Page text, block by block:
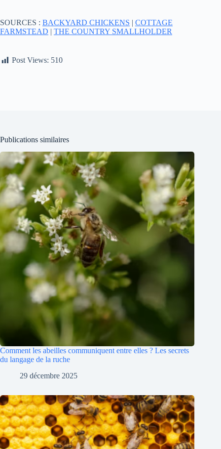
SOURCES : BACKYARD CHICKENS | COTTAGE
FARMSTEAD | THE COUNTRY SMALLHOLDER
Post Views: 510
Publications similaires
Comment les abeilles communiquent entre elles ? Les secrets
du langage de la ruche
29 décembre 2025